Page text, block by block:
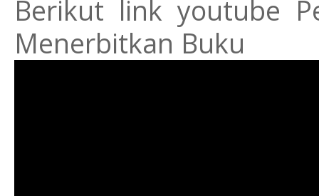
Berikut link youtube
Menerbitkan Buku